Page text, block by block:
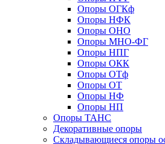
Опоры ОГКф
Опоры НФК
Опоры ОНО
Опоры МНО-ФГ
Опоры НПГ
Опоры ОКК
Опоры ОТф
Опоры ОТ
Опоры НФ
Опоры НП
Опоры ТАНС
Декоративные опоры
Складывающиеся опоры